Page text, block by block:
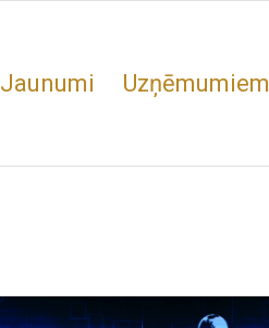
Jaunumi Uzņēmumiem